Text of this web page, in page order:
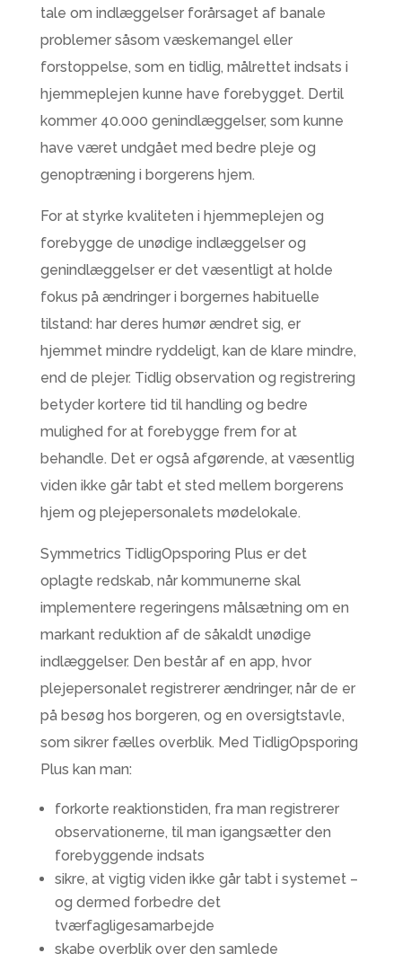
tale om indlæggelser forårsaget af banale
problemer såsom væskemangel eller
forstoppelse, som en tidlig, målrettet indsats i
hjemmeplejen kunne have forebygget. Dertil
kommer 40.000 genindlæggelser, som kunne
have været undgået med bedre pleje og
genoptræning i borgerens hjem.
For at styrke kvaliteten i hjemmeplejen og
forebygge de unødige indlæggelser og
genindlæggelser er det væsentligt at holde
fokus på ændringer i borgernes habituelle
tilstand: har deres humør ændret sig, er
hjemmet mindre ryddeligt, kan de klare mindre,
end de plejer. Tidlig observation og registrering
betyder kortere tid til handling og bedre
mulighed for at forebygge frem for at
behandle. Det er også afgørende, at væsentlig
viden ikke går tabt et sted mellem borgerens
hjem og plejepersonalets mødelokale.
Symmetrics TidligOpsporing Plus er det
oplagte redskab, når kommunerne skal
implementere regeringens målsætning om en
markant reduktion af de såkaldt unødige
indlæggelser. Den består af en app, hvor
plejepersonalet registrerer ændringer, når de er
på besøg hos borgeren, og en oversigtstavle,
som sikrer fælles overblik. Med TidligOpsporing
Plus kan man:
forkorte reaktionstiden, fra man registrerer
observationerne, til man igangsætter den
forebyggende indsats
sikre, at vigtig viden ikke går tabt i systemet –
og dermed forbedre det
tværfagligesamarbejde
skabe overblik over den samlede